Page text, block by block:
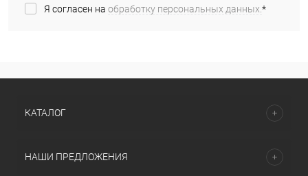
Я согласен на обработку персональных данных.*
КАТАЛОГ
НАШИ ПРЕДЛОЖЕНИЯ